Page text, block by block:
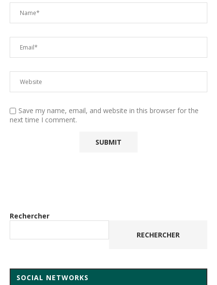
Save my name, email, and website in this browser for the
next time I comment.
Rechercher
RECHERCHER
SOCIAL NETWORKS